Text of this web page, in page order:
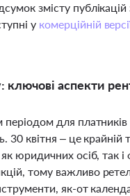
змісту
у комерційній
аспекти
для
30 квітня – це
юридичних осіб, так
тому важливо
як-от